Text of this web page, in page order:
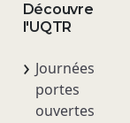
Découvre
l'UQTR
Journées
portes
ouvertes